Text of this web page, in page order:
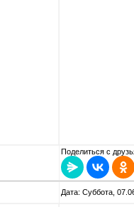
Поделиться с
Дата: Суббота,